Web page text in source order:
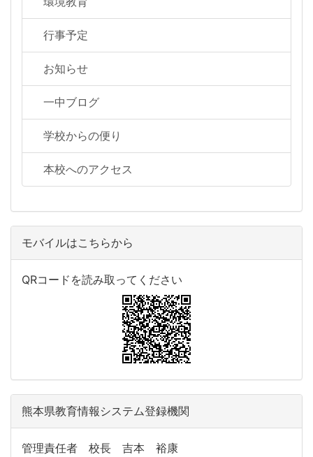
行事予定
お知らせ
一中ブログ
学校からの便り
本校へのアクセス
モバイルはこちらから
QRコードを読み取ってください
熊本県教育情報システム登録機関
管理責任者 校長 吉本 裕康